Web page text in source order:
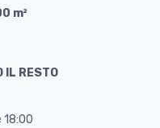
m²
IL RESTO
18:00